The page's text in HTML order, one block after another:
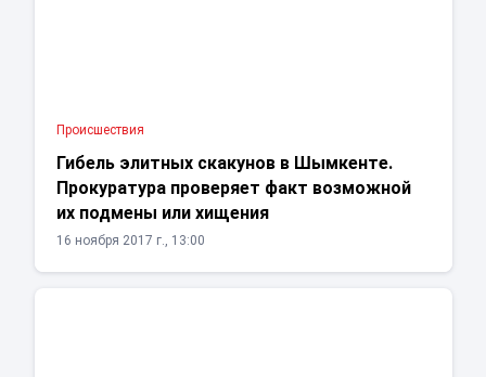
Проиcшествия
Гибель элитных скакунов в Шымкенте.
Прокуратура проверяет факт возможной
их подмены или хищения
16 ноября 2017 г., 13:00